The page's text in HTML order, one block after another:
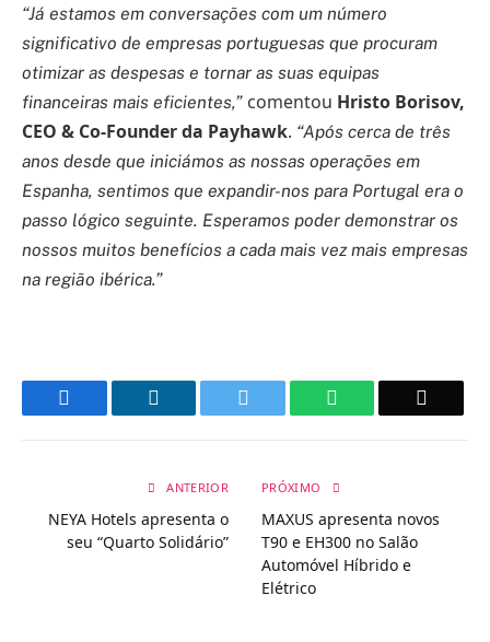
“Já estamos em conversações com um número
significativo de empresas portuguesas que procuram
otimizar as despesas e tornar as suas equipas
financeiras mais eficientes,” comentou Hristo Borisov,
CEO & Co-Founder da Payhawk. “Após cerca de três
anos desde que iniciámos as nossas operações em
Espanha, sentimos que expandir-nos para Portugal era o
passo lógico seguinte. Esperamos poder demonstrar os
nossos muitos benefícios a cada mais vez mais empresas
na região ibérica.”
WhatsApp
ANTERIOR
NEYA Hotels apresenta o
seu “Quarto Solidário”
PRÓXIMO
MAXUS apresenta novos
T90 e EH300 no Salão
Automóvel Híbrido e
Elétrico